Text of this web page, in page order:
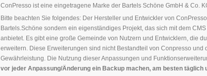
ConPresso ist eine eingetragene Marke der Bartels Schöne GmbH & Co.
Bitte beachten Sie folgendes: Der Hersteller und Entwickler von
Bartels.Schöne sondern ein eigenständiges Projekt, das sich mit dem
anbietet. Es gibt eine große Gemeinde von Nutzern und Entwicklern, die
erweitern. Diese Erweiterungen sind nicht Bestandteil von Conpresso
Gewährleistung. Die Nutzung dieser Anpassungen und
vor jeder Anpassung/Änderung ein Backup machen, am besten täglich